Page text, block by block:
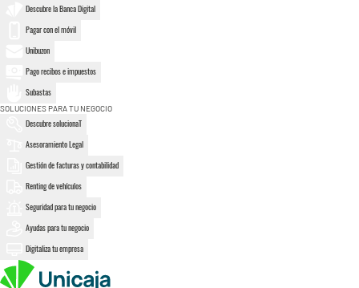
Descubre la Banca Digital
Pagar con el móvil
Unibuzon
Pago recibos e impuestos
Subastas
SOLUCIONES PARA TU NEGOCIO
Descubre solucionaT
Asesoramiento Legal
Gestión de facturas y contabilidad
Renting de vehículos
Seguridad para tu negocio
Ayudas para tu negocio
Digitaliza tu empresa